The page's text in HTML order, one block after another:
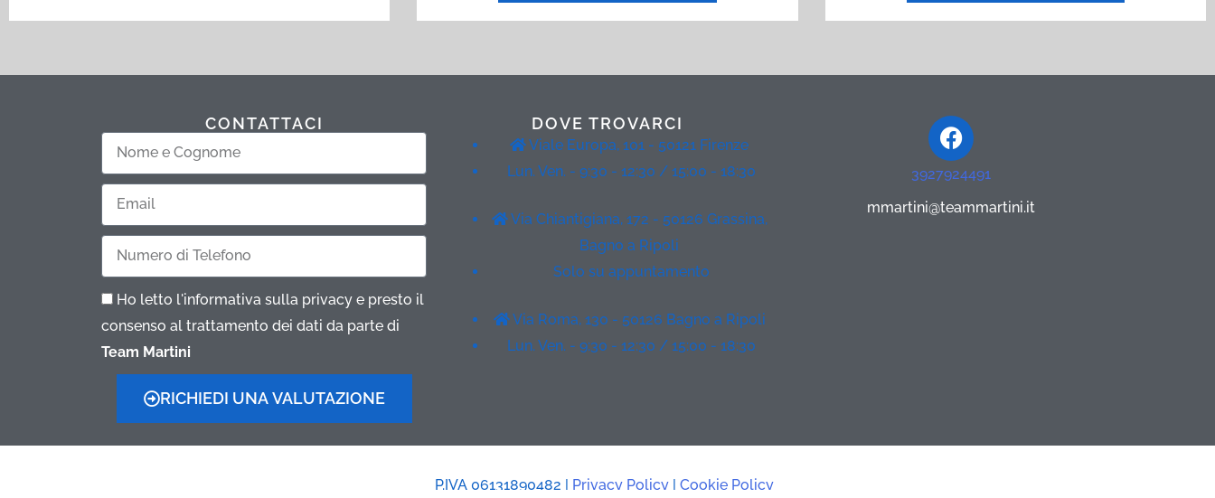
CONTATTACI
Nome
e
Cognome
Email
Telefono
Ho letto l'informativa sulla privacy e presto il
consenso al trattamento dei dati da parte di
Team Martini
RICHIEDI UNA VALUTAZIONE
DOVE TROVARCI
Viale Europa, 101 - 50121 Firenze
Lun. Ven. - 9:30 - 12:30 / 15:00 - 18:30
Via Chiantigiana, 172 - 50126 Grassina,
Bagno a Ripoli
Solo su appuntamento
Via Roma, 130 - 50126 Bagno a Ripoli
Lun. Ven. - 9:30 - 12:30 / 15:00 - 18:30
Facebook
3927924491
mmartini@teammartini.it
P.IVA 06131890482 | Privacy Policy| Cookie Policy